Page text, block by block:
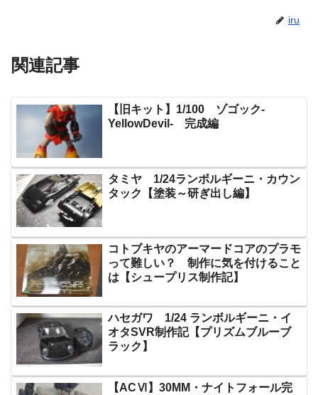
iru
関連記事
【旧キット】1/100 ゾゴック-
YellowDevil- 完成編
タミヤ 1/24ランボルギーニ・カウン
タック【塗装～研ぎ出し編】
コトブキヤのアーマードコアのプラモ
って難しい？ 制作に気を付けること
は【シュープリス制作記】
ハセガワ 1/24 ランボルギーニ・イ
オタSVR制作記【プリズムブルーブ
ラック】
【ACⅥ】30MM・ナイトフォール完